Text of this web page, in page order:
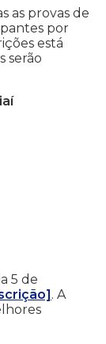
as provas de
por
está
serão
5 de
. A